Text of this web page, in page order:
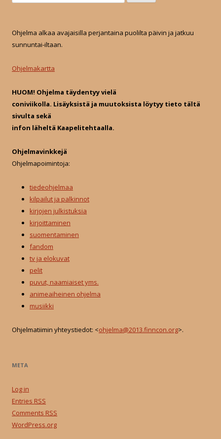
e
r
f
r
Ohjelma alkaa avajaisilla perjantaina puolilta päivin ja jatkuu
sunnuntai-iltaan.
Ohjelmakartta
HUOM! Ohjelma täydentyy vielä
coniviikolla. Lisäyksistä ja muutoksista löytyy tieto tältä
sivulta sekä
infon läheltä Kaapelitehtaalla.
Ohjelmavinkkejä
Ohjelmapoimintoja:
tiedeohjelmaa
kilpailut ja palkinnot
kirjojen julkistuksia
kirjoittaminen
suomentaminen
fandom
tv ja elokuvat
pelit
puvut, naamiaiset yms.
animeaiheinen ohjelma
musiikki
Ohjelmatiimin yhteystiedot: <ohjelma@2013.finncon.org>.
META
Log in
Entries RSS
Comments RSS
WordPress.org